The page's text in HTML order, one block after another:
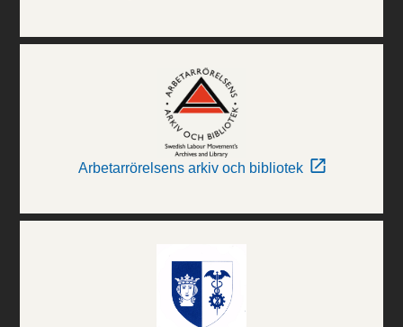
Arbetarrörelsens arkiv och bibliotek